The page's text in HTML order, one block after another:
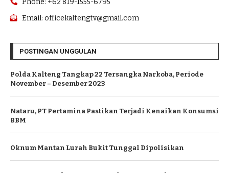
Email: officekaltengtv@gmail.com
POSTINGAN UNGGULAN
Polda Kalteng Tangkap 22 Tersangka Narkoba, Periode
November – Desember 2023
Nataru, PT Pertamina Pastikan Terjadi Kenaikan Konsumsi
BBM
Oknum Mantan Lurah Bukit Tunggal Dipolisikan